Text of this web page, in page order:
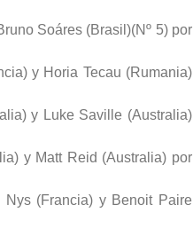
Soáres (Brasil)(Nº 5) por
y Horia Tecau (Rumania)
y Luke Saville (Australia)
y Matt Reid (Australia) por
(Francia) y Benoit Paire